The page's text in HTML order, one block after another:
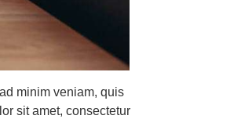
minim veniam, quis
sit amet, consectetur